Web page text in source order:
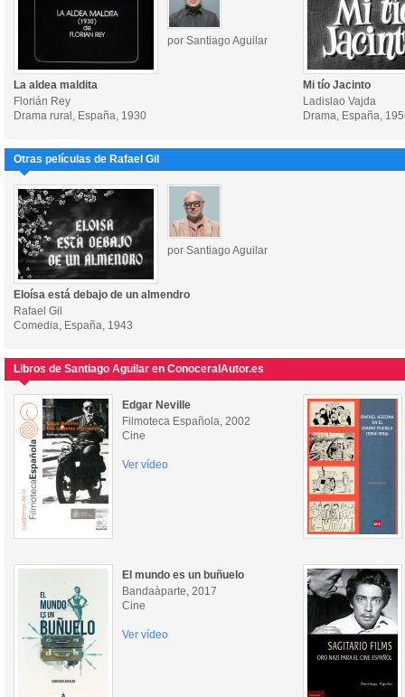
por Santiago Aguilar
La aldea maldita
Florián Rey
Drama rural, España, 1930
Mi tío Jacinto
Ladislao Vajda
Drama, España,
Otras películas de Rafael Gil
por Santiago Aguilar
Eloísa está debajo de un almendro
Rafael Gil
Comedia, España, 1943
Libros de Santiago Aguilar en ConoceralAutor.es
Edgar Neville
Filmoteca Española, 2002
Cine
Ver vídeo
El mundo es un buñuelo
Bandaàparte, 2017
Cine
Ver vídeo